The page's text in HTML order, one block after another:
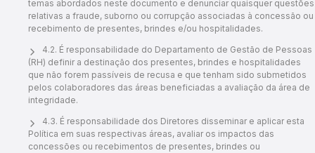
temas abordados neste documento e denunciar quaisquer questões
relativas a fraude, suborno ou corrupção associadas à concessão ou
recebimento de presentes, brindes e/ou hospitalidades.
4.2. É responsabilidade do Departamento de Gestão de Pessoas
(RH) definir a destinação dos presentes, brindes e hospitalidades
que não forem passíveis de recusa e que tenham sido submetidos
pelos colaboradores das áreas beneficiadas a avaliação da área de
integridade.
4.3. É responsabilidade dos Diretores disseminar e aplicar esta
Política em suas respectivas áreas, avaliar os impactos das
concessões ou recebimentos de presentes, brindes ou